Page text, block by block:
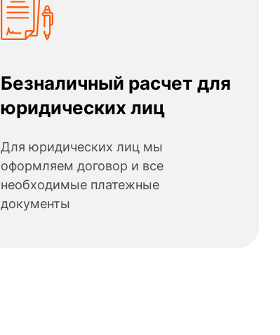
Безналичный расчет для
юридических лиц
Для юридических лиц мы
оформляем договор и все
необходимые платежные
документы